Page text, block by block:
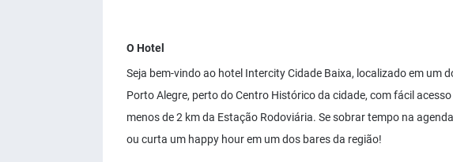
O Hotel
Seja bem-vindo ao hotel Intercity Cidade Baixa, localizado em um
Porto Alegre, perto do Centro Histórico da cidade, com fácil
menos de 2 km da Estação Rodoviária. Se sobrar tempo na
ou curta um happy hour em um dos bares da região!